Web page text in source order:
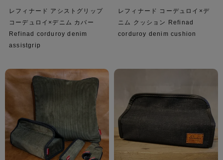
レフィナード アシストグリップ
コーデュロイ×デニム カバー
Refinad corduroy denim
assistgrip
レフィナード コーデュロイ×デ
ニム クッション Refinad
corduroy denim cushion